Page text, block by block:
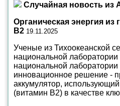
Случайная новость из
Органическая энергия
B2 19.11.2025
Ученые из Тихоокеанской
национальной лаборатории
национальной лаборатории
инновационное решение -
аккумулятор,
(витамин B2) в качестве